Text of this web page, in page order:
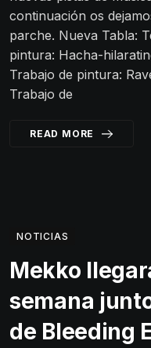
continuación os
parche. Nueva Tabla:
pintura: Hacha-
Trabajo de pintura:
Trabajo de
READ MORE
NOTICIAS
Mekko
semana
de Bleeding